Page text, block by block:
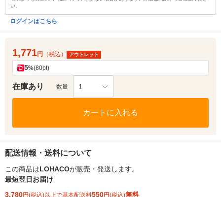
い。
ログインはこちら
1,771円 （税込） アウトレット
5%(80pt)
在庫あり 数量 1
カートに入れる
配送情報・送料について
この商品はLOHACOが販売・発送します。
最短翌日お届け
3,780円(税込)以上で基本配送料550円(税込)無料